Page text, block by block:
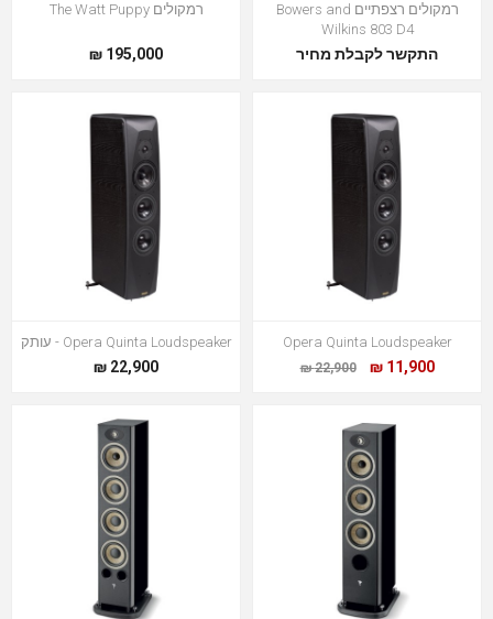
רמקולים רצפתיים Bowers and
Wilkins 803 D4
התקשר לקבלת מחיר
רמקולים The Watt Puppy
195,000 ₪
Opera Quinta Loudspeaker
11,900 ₪
22,900 ₪
Opera Quinta Loudspeaker - עותק
22,900 ₪